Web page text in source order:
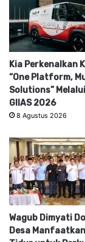
Kia Perkenalkan
“One Platform,
Solutions”
GIIAS 2026
8 Agustus 2026
Wagub Dimyati
Desa